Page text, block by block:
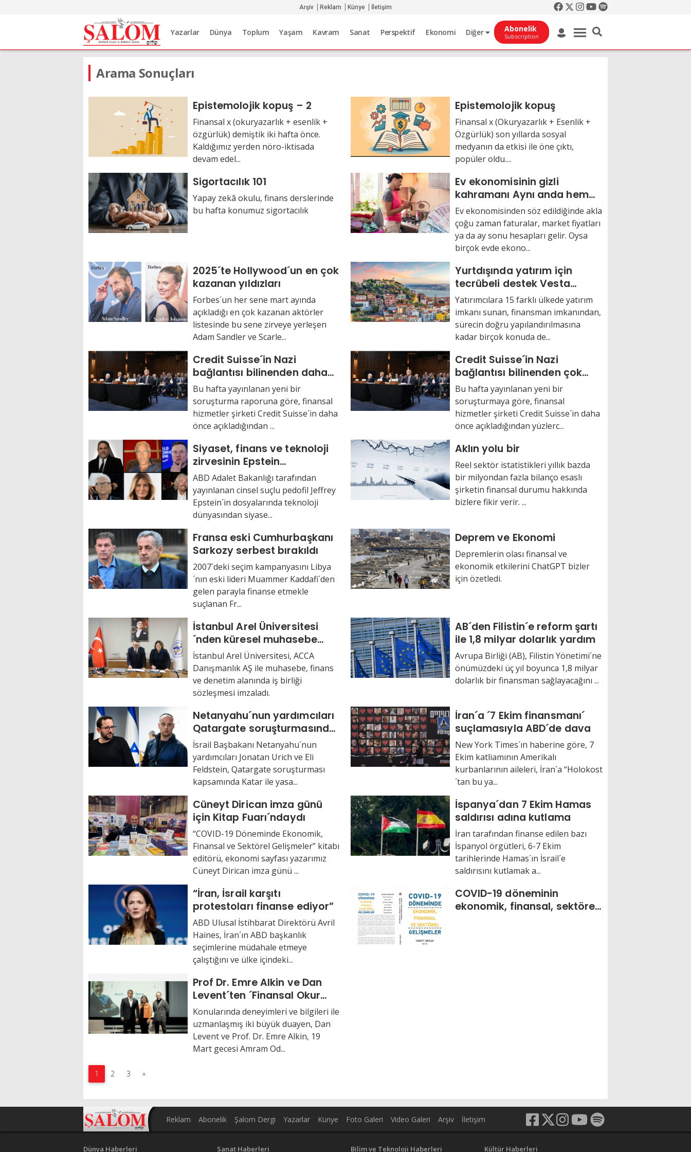
Arşiv Reklam Künye İletişim
Yazarlar Dünya Toplum Yaşam Kavram Sanat Perspektif Ekonomi Diğer Abonelik
Subscription
Arama Sonuçları
Epistemolojik kopuş – 2
Finansal x (okuryazarlık + esenlik +
özgürlük) demiştik iki hafta önce.
Kaldığımız yerden nöro-iktisada
devam edel...
Epistemolojik kopuş
Finansal x (Okuryazarlık + Esenlik +
Özgürlük) son yıllarda sosyal
medyanın da etkisi ile öne çıktı,
popüler oldu....
Sigortacılık 101
Yapay zekâ okulu, finans derslerinde
bu hafta konumuz sigortacılık
Ev ekonomisinin gizli
kahramanı Aynı anda hem
şef hem diplomat
Ev ekonomisinden söz edildiğinde akla
çoğu zaman faturalar, market fiyatları
ya da ay sonu hesapları gelir. Oysa
birçok evde ekono...
2025´te Hollywood´un en çok
kazanan yıldızları
Forbes´un her sene mart ayında
açıkladığı en çok kazanan aktörler
listesinde bu sene zirveye yerleşen
Adam Sandler ve Scarle...
Yurtdışında yatırım için
tecrübeli destek Vesta
Global
Yatırımcılara 15 farklı ülkede yatırım
imkanı sunan, finansman imkanından,
sürecin doğru yapılandırılmasına
kadar birçok konuda de...
Credit Suisse´in Nazi
bağlantısı bilinenden daha
fazla çıktı
Bu hafta yayınlanan yeni bir
soruşturma raporuna göre, finansal
hizmetler şirketi Credit Suisse´in daha
önce açıkladığından ...
Credit Suisse´in Nazi
bağlantısı bilinenden çok
daha fazlaymış
Bu hafta yayınlanan yeni bir
soruşturmaya göre, finansal
hizmetler şirketi Credit Suisse´in daha
önce açıkladığından yüzlerc...
Siyaset, finans ve teknoloji
zirvesinin Epstein
bağlantıları ortaya çıktı
ABD Adalet Bakanlığı tarafından
yayınlanan cinsel suçlu pedofil Jeffrey
Epstein´in dosyalarında teknoloji
dünyasından siyase...
Aklın yolu bir
Reel sektör istatistikleri yıllık bazda
bir milyondan fazla bilanço esaslı
şirketin finansal durumu hakkında
bizlere fikir verir. ...
Fransa eski Cumhurbaşkanı
Sarkozy serbest bırakıldı
2007´deki seçim kampanyasını Libya
´nın eski lideri Muammer Kaddafi´den
gelen parayla finanse etmekle
suçlanan Fr...
Deprem ve Ekonomi
Depremlerin olası finansal ve
ekonomik etkilerini ChatGPT bizler
için özetledi.
İstanbul Arel Üniversitesi
´nden küresel muhasebe
kurumuyla iş birliği
İstanbul Arel Üniversitesi, ACCA
Danışmanlık AŞ ile muhasebe, finans
ve denetim alanında iş birliği
sözleşmesi imzaladı.
AB´den Filistin´e reform şartı
ile 1,8 milyar dolarlık yardım
Avrupa Birliği (AB), Filistin Yönetimi´ne
önümüzdeki üç yıl boyunca 1,8 milyar
dolarlık bir finansman sağlayacağını ...
Netanyahu´nun yardımcıları
Qatargate soruşturmasında
tutuklandı
İsrail Başbakanı Netanyahu´nun
yardımcıları Jonatan Urich ve Eli
Feldstein, Qatargate soruşturması
kapsamında Katar ile yasa...
İran´a ´7 Ekim finansmanı´
suçlamasıyla ABD´de dava
New York Times´ın haberine göre, 7
Ekim katliamının Amerikalı
kurbanlarının aileleri, İran´a “Holokost
´tan bu ya...
Cüneyt Dirican imza günü
için Kitap Fuarı´ndaydı
“COVID-19 Döneminde Ekonomik,
Finansal ve Sektörel Gelişmeler” kitabı
editörü, ekonomi sayfası yazarımız
Cüneyt Dirican imza günü ...
İspanya´dan 7 Ekim Hamas
saldırısı adına kutlama
İran tarafından finanse edilen bazı
İspanyol örgütleri, 6-7 Ekim
tarihlerinde Hamas´ın İsrail´e
saldırısını kutlamak a...
“İran, İsrail karşıtı
protestoları finanse ediyor”
ABD Ulusal İstihbarat Direktörü Avril
Haines, İran´ın ABD başkanlık
seçimlerine müdahale etmeye
çalıştığını ve ülke içindeki...
COVID-19 döneminin
ekonomik, finansal, sektörel
Prof Dr. Emre Alkin ve Dan
Levent´ten ´Finansal Okur
Yazarlık´
Konularında deneyimleri ve bilgileri ile
uzmanlaşmış iki büyük duayen, Dan
Levent ve Prof. Dr. Emre Alkin, 19
Mart gecesi Amram Od...
1 2 3 »
Reklam Abonelik Şalom Dergi Yazarlar Künye Foto Galeri Video Galeri Arşiv İletişim
Dünya Haberleri Sanat Haberleri Bilim ve Teknoloji Haberleri Kültür Haberleri